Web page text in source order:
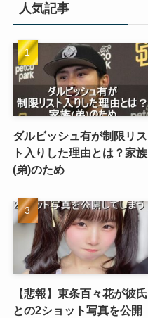
人気記事
ダルビッシュ有が制限リス
ト入りした理由とは？家族
(弟)のため
【悲報】東条百々花が彼氏
との2ショット写真を公開